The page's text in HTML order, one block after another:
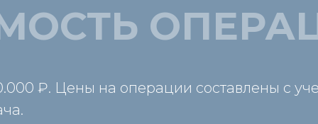
₽. Цены на операции составлены с